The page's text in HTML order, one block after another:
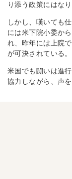
り添う政策にはな
しかし、嘆いても
には米下院小委か
れ、昨年には上院
が可決されている。
米国でも闘いは進
協力しながら、声